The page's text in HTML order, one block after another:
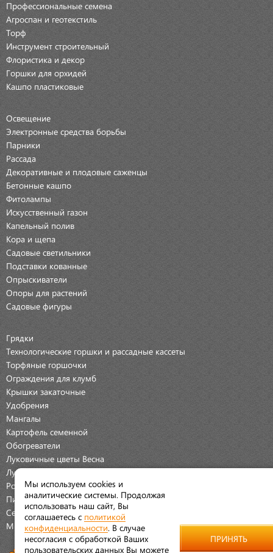
Профессиональные семена
Агроспан и геотекстиль
Торф
Инструмент строительный
Флористика и декор
Горшки для орхидей
Кашпо пластиковые
Освещение
Электронные средства борьбы
Парники
Рассада
Декоративные и плодовые саженцы
Бетонные кашпо
Фитолампы
Искусственный газон
Капельный полив
Кора и щепа
Садовые светильники
Подставки кованные
Опрыскиватели
Опоры для растений
Садовые фигуры
Грядки
Технологические горшки и рассадные кассеты
Торфяные горшочки
Ограждения для клумб
Крышки закаточные
Удобрения
Мангалы
Картофель семенной
Обогреватели
Луковичные цветы Весна
Луковичные цветы Осень
Розы
Пионы
Семена Овощей
Мраморная крошка
Мы используем cookies и
аналитические системы. Продолжая
использовать наш сайт, Вы
соглашаетесь с политикой
конфиденциальности . В случае
несогласия с обработкой Ваших
пользовательских данных Вы можете
ПРИНЯТЬ